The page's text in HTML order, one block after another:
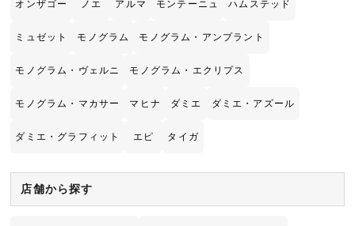
オンザゴー ノエ アルマ モンテーニュ ハムステッド
ミュゼット モノグラム モノグラム・アンプラント
モノグラム・ヴェルニ モノグラム・エクリプス
モノグラム・マカサー マヒナ ダミエ ダミエ・アズール
ダミエ・グラフィット エピ タイガ
店舗から探す